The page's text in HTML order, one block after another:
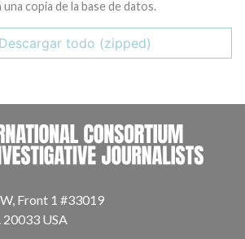
copia de la base de datos.
Descargar todo (zipped)
Front 1 #33019
20033 USA